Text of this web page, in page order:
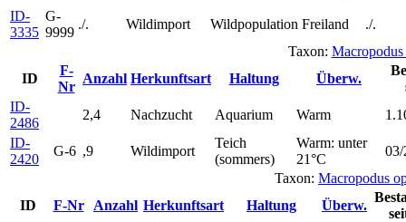
ID-
3335
G-
9999
./. Wildimport Wildpopulation Freiland
./.
Taxon:
ID
F-
Nr
Anzahl Herkunftsart Haltung Überw.
ID-
2486
2,4 Nachzucht Aquarium Warm
ID-
2420
G-6 ,9 Wildimport
Teich
(sommers)
Warm: unter
21°C
03/
Taxon: Macropodus
ID
F-Nr Anzahl Herkunftsart Haltung Überw.